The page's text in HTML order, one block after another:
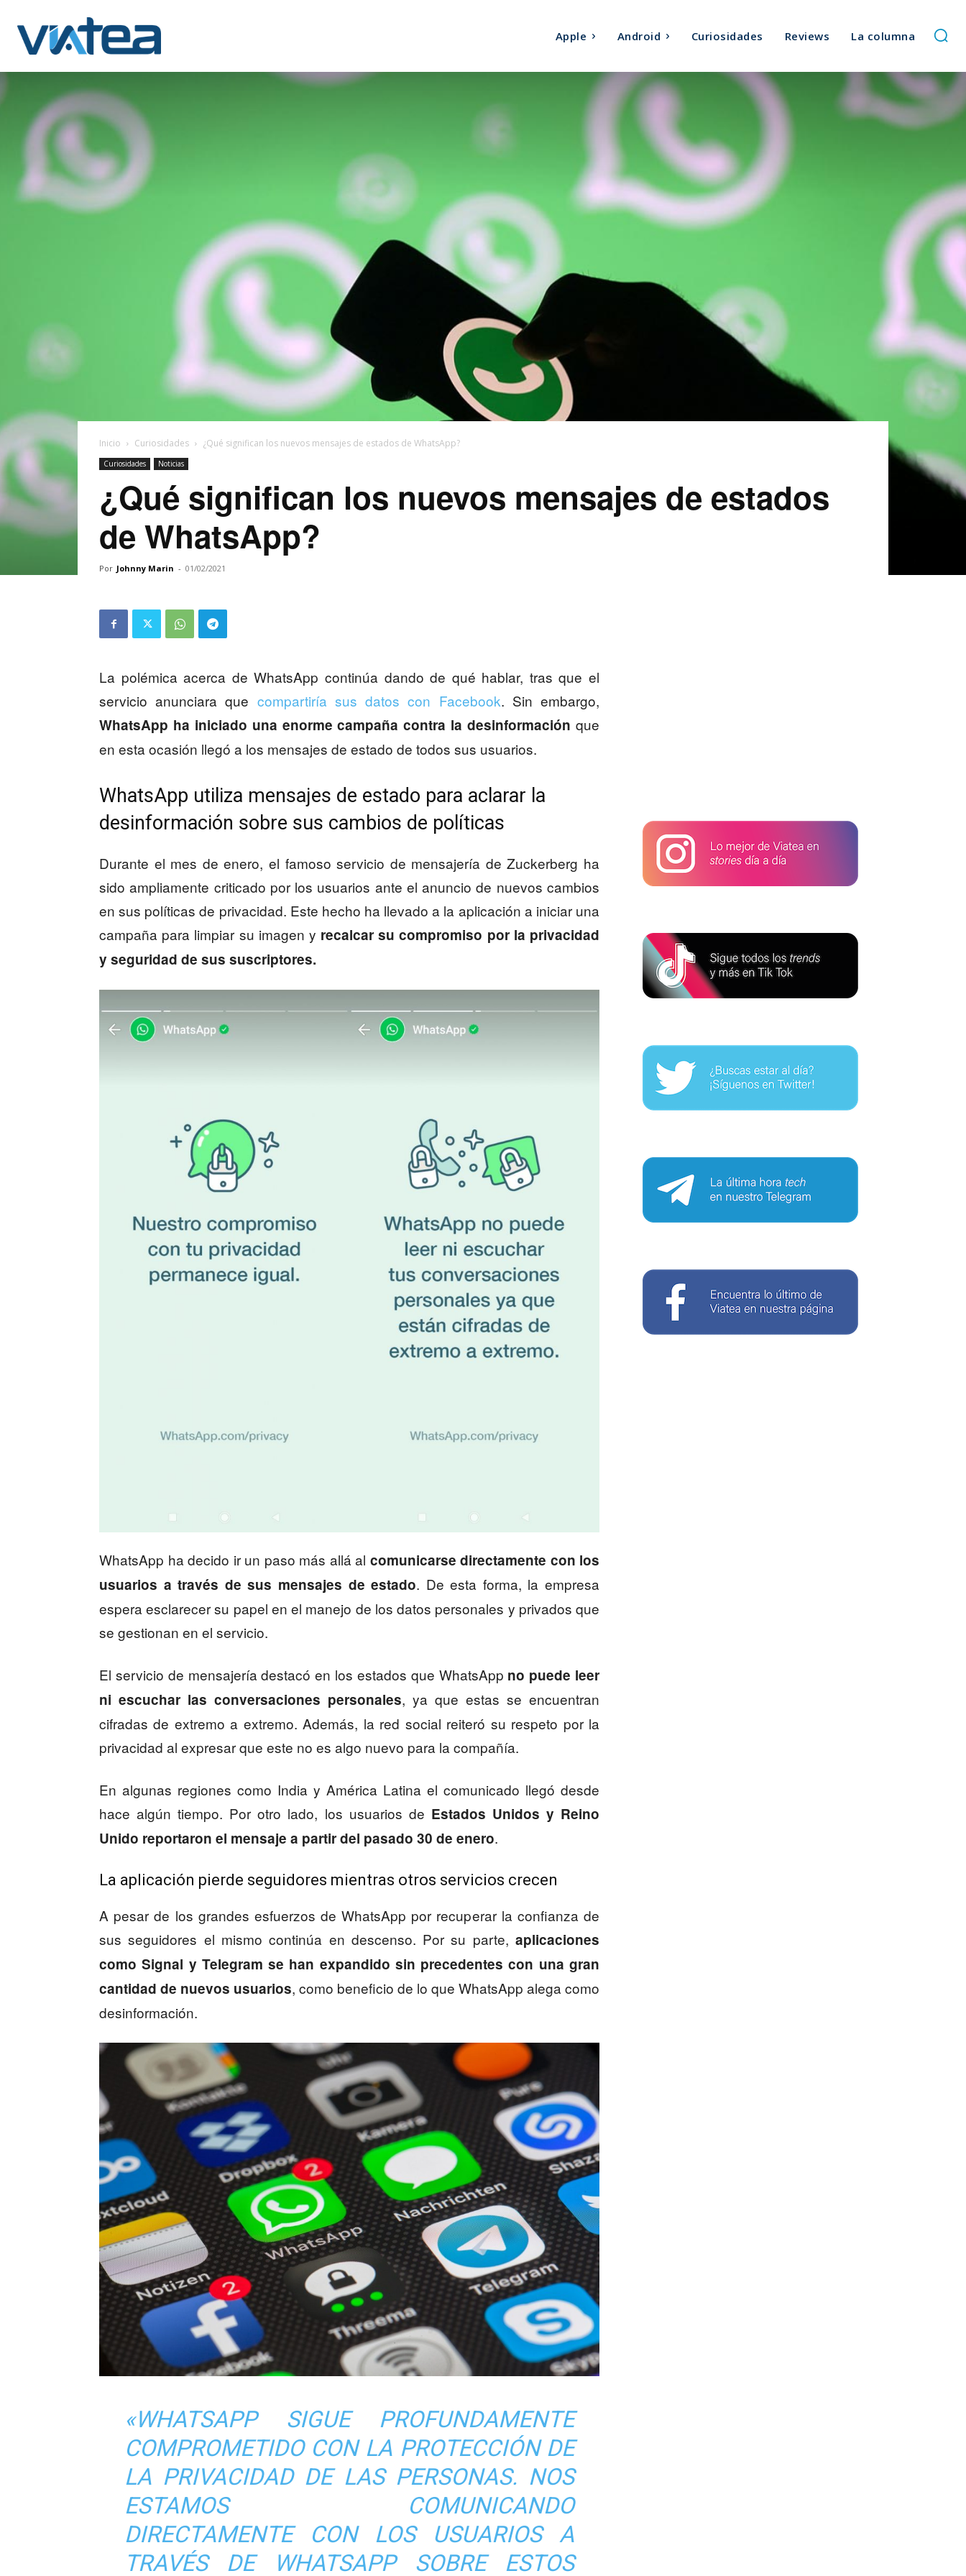
Apple Android Curiosidades Reviews La columna
Inicio Curiosidades ¿Qué significan los nuevos mensajes de estados de WhatsApp?
Curiosidades Noticias
¿Qué significan los nuevos mensajes de estados
de WhatsApp?
Por Johnny Marin - 01/02/2021
La polémica acerca de WhatsApp continúa dando de qué hablar, tras que el
servicio anunciara que compartiría sus datos con Facebook. Sin embargo,
WhatsApp ha iniciado una enorme campaña contra la desinformación que
en esta ocasión llegó a los mensajes de estado de todos sus usuarios.
WhatsApp utiliza mensajes de estado para aclarar la
desinformación sobre sus cambios de políticas
Durante el mes de enero, el famoso servicio de mensajería de Zuckerberg ha
sido ampliamente criticado por los usuarios ante el anuncio de nuevos cambios
en sus políticas de privacidad. Este hecho ha llevado a la aplicación a iniciar una
campaña para limpiar su imagen y recalcar su compromiso por la privacidad
y seguridad de sus suscriptores.
WhatsApp ha decido ir un paso más allá al comunicarse directamente con los
usuarios a través de sus mensajes de estado. De esta forma, la empresa
espera esclarecer su papel en el manejo de los datos personales y privados que
se gestionan en el servicio.
El servicio de mensajería destacó en los estados que WhatsApp no puede leer
ni escuchar las conversaciones personales, ya que estas se encuentran
cifradas de extremo a extremo. Además, la red social reiteró su respeto por la
privacidad al expresar que este no es algo nuevo para la compañía.
En algunas regiones como India y América Latina el comunicado llegó desde
hace algún tiempo. Por otro lado, los usuarios de Estados Unidos y Reino
Unido reportaron el mensaje a partir del pasado 30 de enero.
La aplicación pierde seguidores mientras otros servicios crecen
A pesar de los grandes esfuerzos de WhatsApp por recuperar la confianza de
sus seguidores el mismo continúa en descenso. Por su parte, aplicaciones
como Signal y Telegram se han expandido sin precedentes con una gran
cantidad de nuevos usuarios, como beneficio de lo que WhatsApp alega como
desinformación.
«WHATSAPP SIGUE PROFUNDAMENTE
COMPROMETIDO CON LA PROTECCIÓN DE
LA PRIVACIDAD DE LAS PERSONAS. NOS
ESTAMOS COMUNICANDO
DIRECTAMENTE CON LOS USUARIOS A
TRAVÉS DE WHATSAPP SOBRE ESTOS